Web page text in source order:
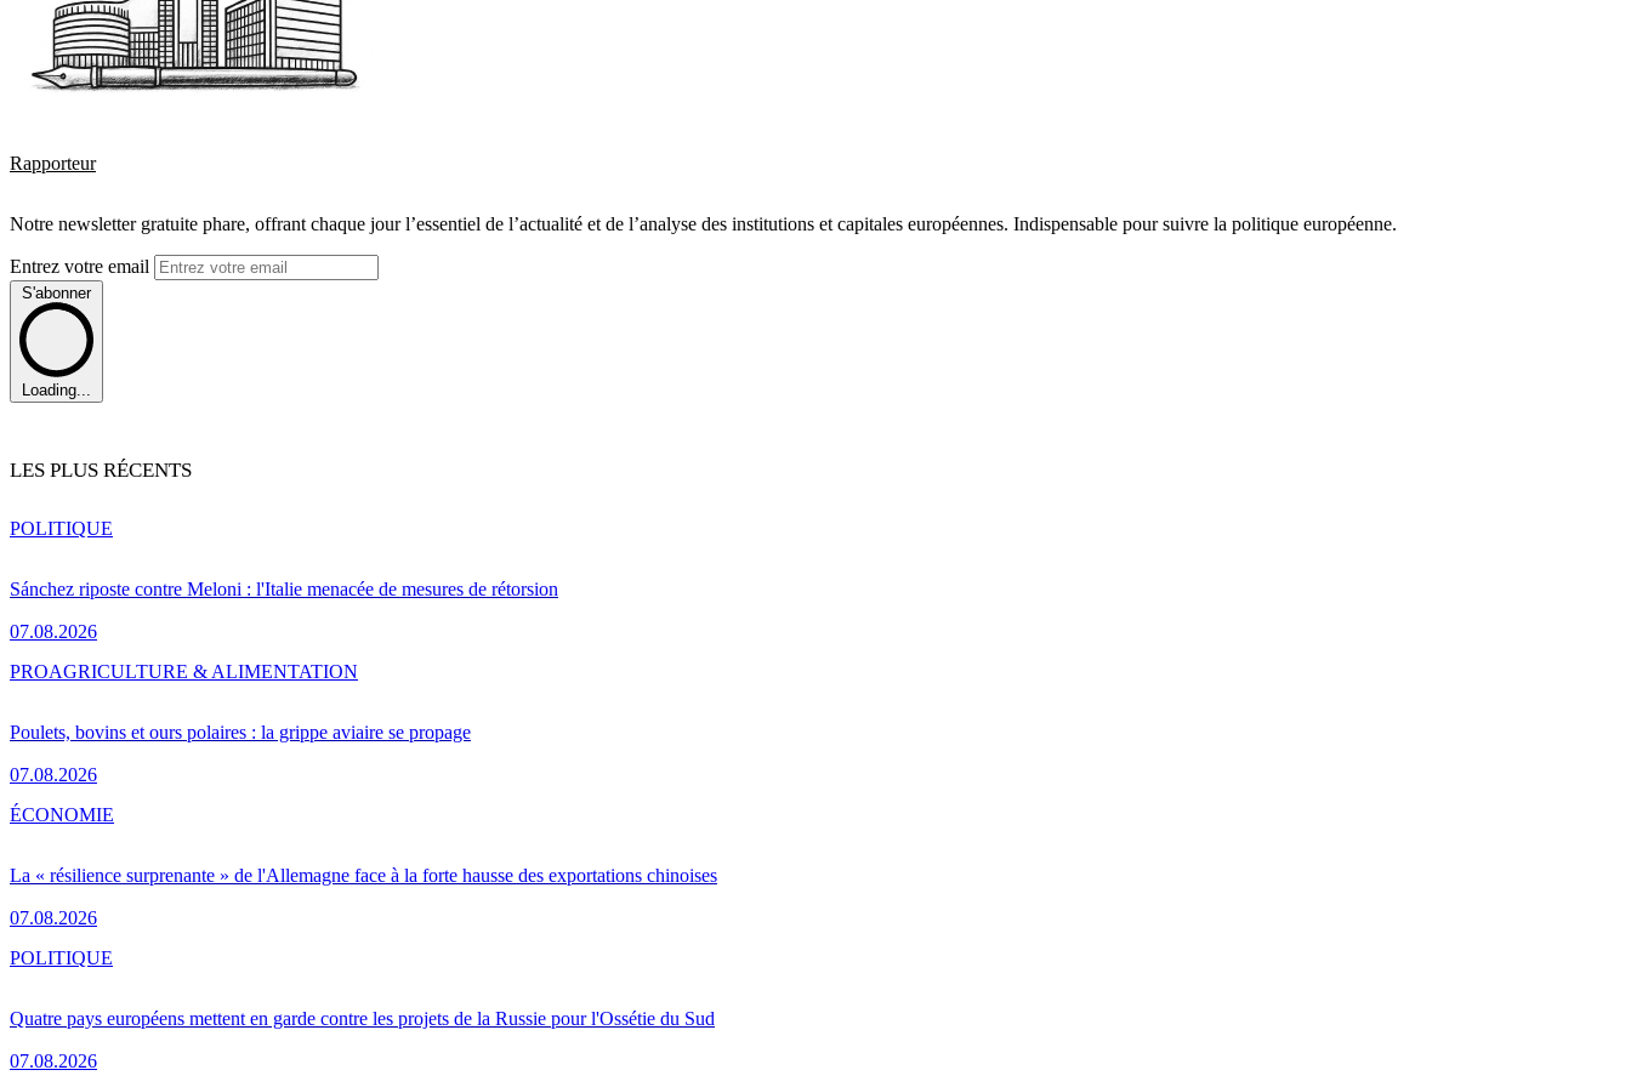
Rapporteur
Notre newsletter gratuite phare, offrant chaque jour l’essentiel de l’actualité et de l’analyse des institutions et capitales européennes. Indispensable pour suivre la politique européenne.
Entrez votre email
S'abonner
Loading...
LES PLUS RÉCENTS
Sánchez riposte contre Meloni : l'Italie menacée de mesures de rétorsion
07.08.2026
POLITIQUE
Poulets, bovins et ours polaires : la grippe aviaire se propage
07.08.2026
PROAGRICULTURE & ALIMENTATION
La « résilience surprenante » de l'Allemagne face à la forte hausse des exportations chinoises
07.08.2026
ÉCONOMIE
Quatre pays européens mettent en garde contre les projets de la Russie pour l'Ossétie du Sud
07.08.2026
POLITIQUE